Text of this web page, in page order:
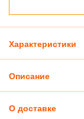
Характеристики
Описание
О доставке